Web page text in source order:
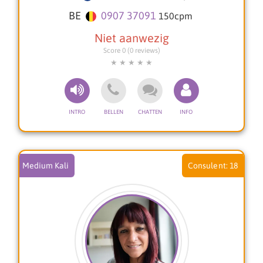
tarotkaarten om inzicht, helderheid en richting te
geven. Deze kaarten helpen om boodschappen
naar voren te brengen die jou kunnen
ondersteunen op jouw pad. Daarnaast gebruik ik
soms mijn pendel om extra bevestiging en
verdieping te geven aan de antwoorden die naar
voren komen.
Tijdens een consult bied ik je niet alleen
luisterend oor. Alles mag er zijn, zonder oordeel.
Samen kijken we naar wat jij nodig hebt om weer
verder te kunnen met vertrouwen, rust en kracht.
te begeleiden, te ondersteunen en licht te
brengen in de momenten waarop jij dat het
meest nodig hebt.
Met een warme en liefdevolle groet,
BE 0907 37091 150cpm
Score 0 (0 reviews)
Medium Kali 18